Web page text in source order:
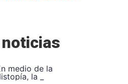
medio de la
la utopía.